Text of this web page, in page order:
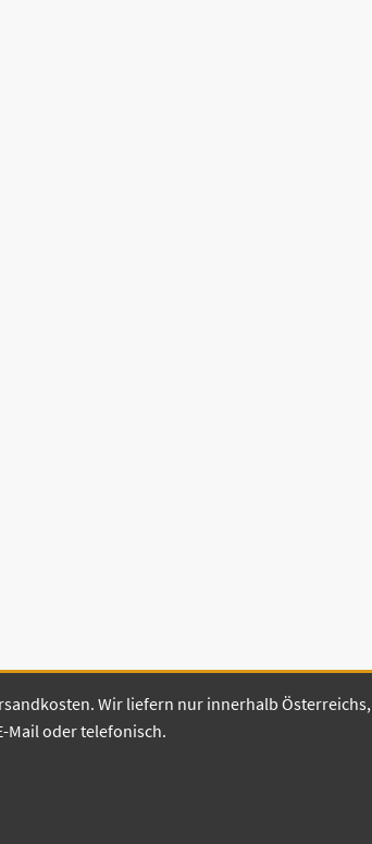
Wir liefern nur innerhalb
Mail oder telefonisch.